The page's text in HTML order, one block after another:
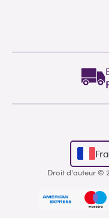
Droit d'auteur ©